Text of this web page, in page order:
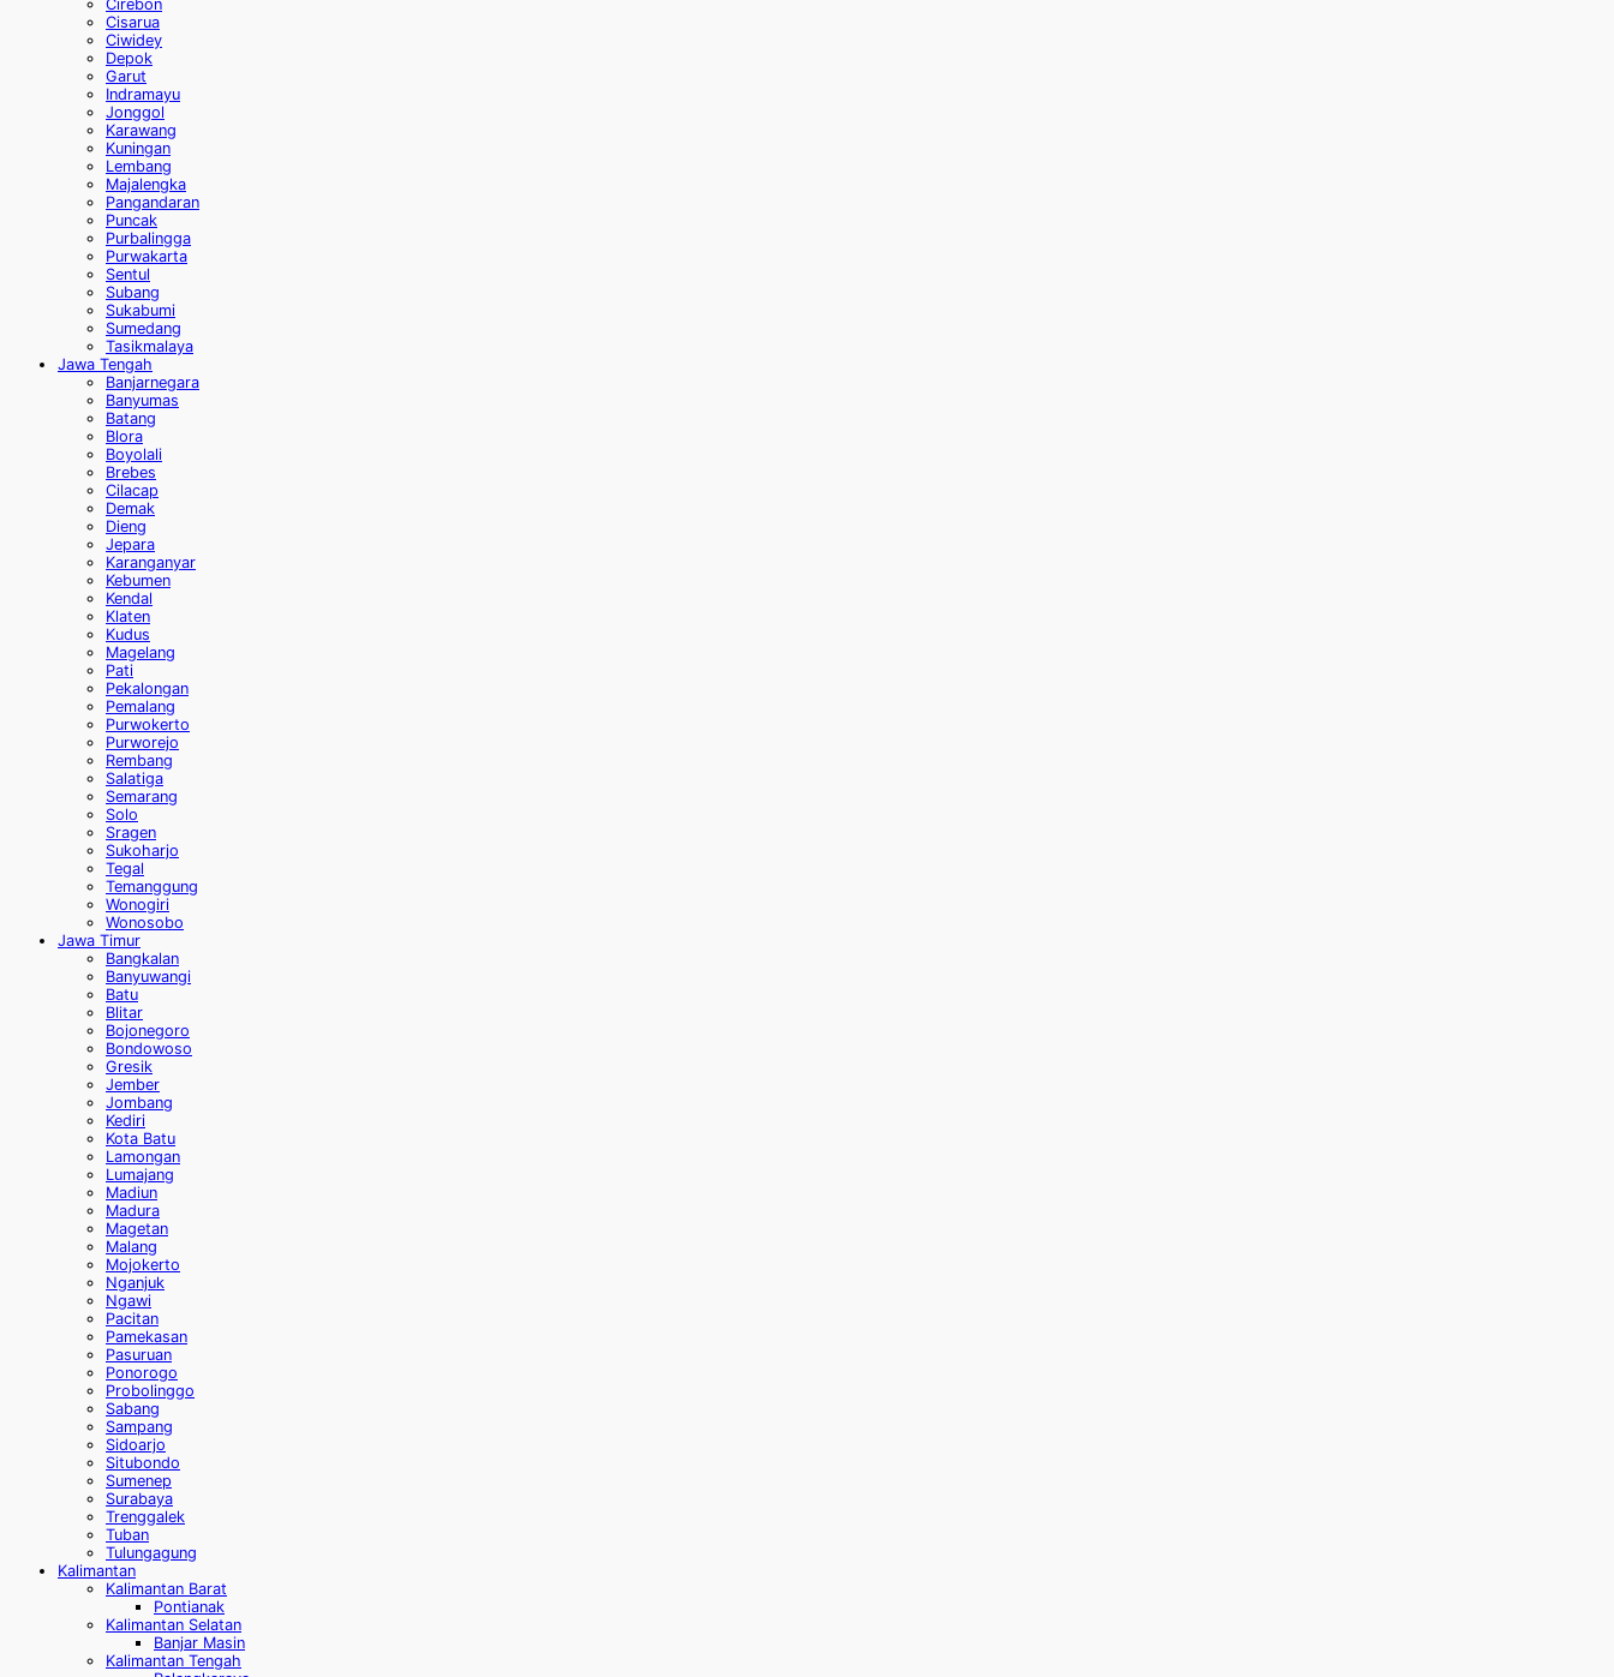
Cirebon
Cisarua
Ciwidey
Depok
Garut
Indramayu
Jonggol
Karawang
Kuningan
Lembang
Majalengka
Pangandaran
Puncak
Purbalingga
Purwakarta
Sentul
Subang
Sukabumi
Sumedang
Tasikmalaya
Jawa Tengah
Banjarnegara
Banyumas
Batang
Blora
Boyolali
Brebes
Cilacap
Demak
Dieng
Jepara
Karanganyar
Kebumen
Kendal
Klaten
Kudus
Magelang
Pati
Pekalongan
Pemalang
Purwokerto
Purworejo
Rembang
Salatiga
Semarang
Solo
Sragen
Sukoharjo
Tegal
Temanggung
Wonogiri
Wonosobo
Jawa Timur
Bangkalan
Banyuwangi
Batu
Blitar
Bojonegoro
Bondowoso
Gresik
Jember
Jombang
Kediri
Kota Batu
Lamongan
Lumajang
Madiun
Madura
Magetan
Malang
Mojokerto
Nganjuk
Ngawi
Pacitan
Pamekasan
Pasuruan
Ponorogo
Probolinggo
Sabang
Sampang
Sidoarjo
Situbondo
Sumenep
Surabaya
Trenggalek
Tuban
Tulungagung
Kalimantan
Kalimantan Barat
Pontianak
Kalimantan Selatan
Banjar Masin
Kalimantan Tengah